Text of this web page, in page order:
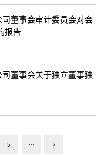
董事会审计委员会对会
报告
董事会关于独立董事独
5 ···